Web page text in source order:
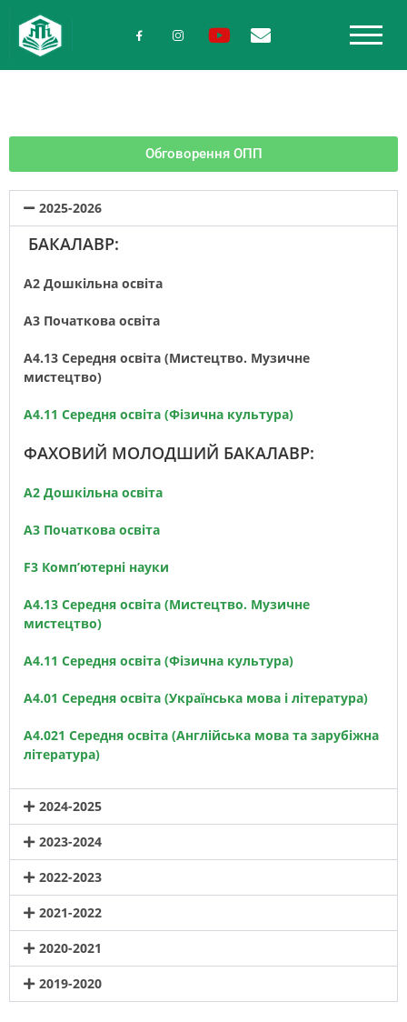
Обговорення ОПП
2025-2026
БАКАЛАВР:
A2 Дошкільна освіта
A3 Початкова освіта
A4.13 Середня освіта (Мистецтво. Музичне
мистецтво)
A4.11 Середня освіта (Фізична культура)
ФАХОВИЙ МОЛОДШИЙ БАКАЛАВР:
A2 Дошкільна освіта
A3 Початкова освіта
F3 Комп’ютерні науки
A4.13 Середня освіта (Мистецтво. Музичне
мистецтво)
A4.11 Середня освіта (Фізична культура)
А4.01 Середня освіта (Українська мова і література)
А4.021 Середня освіта (Англійська мова та зарубіжна
література)
2024-2025
2023-2024
2022-2023
2021-2022
2020-2021
2019-2020